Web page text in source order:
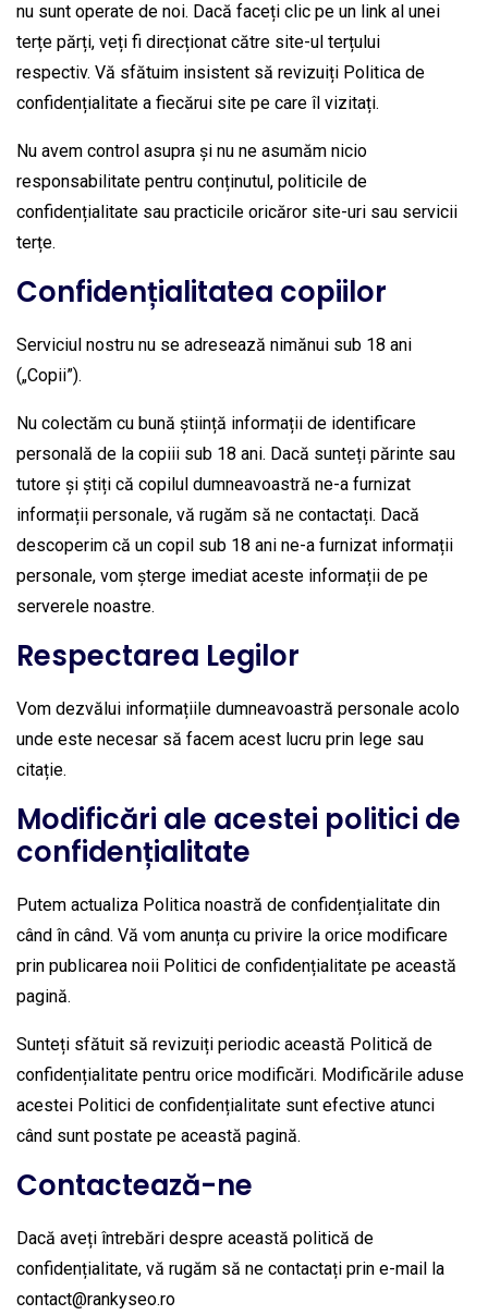
nu sunt operate de noi. Dacă faceți clic pe un link al unei
terțe părți, veți fi direcționat către site-ul terțului
respectiv. Vă sfătuim insistent să revizuiți Politica de
confidențialitate a fiecărui site pe care îl vizitați.
Nu avem control asupra și nu ne asumăm nicio
responsabilitate pentru conținutul, politicile de
confidențialitate sau practicile oricăror site-uri sau servicii
terțe.
Confidențialitatea copiilor
Serviciul nostru nu se adresează nimănui sub 18 ani
(„Copii”).
Nu colectăm cu bună știință informații de identificare
personală de la copiii sub 18 ani. Dacă sunteți părinte sau
tutore și știți că copilul dumneavoastră ne-a furnizat
informații personale, vă rugăm să ne contactați. Dacă
descoperim că un copil sub 18 ani ne-a furnizat informații
personale, vom șterge imediat aceste informații de pe
serverele noastre.
Respectarea Legilor
Vom dezvălui informațiile dumneavoastră personale acolo
unde este necesar să facem acest lucru prin lege sau
citație.
Modificări ale acestei politici de
confidențialitate
Putem actualiza Politica noastră de confidențialitate din
când în când. Vă vom anunța cu privire la orice modificare
prin publicarea noii Politici de confidențialitate pe această
pagină.
Sunteți sfătuit să revizuiți periodic această Politică de
confidențialitate pentru orice modificări. Modificările aduse
acestei Politici de confidențialitate sunt efective atunci
când sunt postate pe această pagină.
Contactează-ne
Dacă aveți întrebări despre această politică de
confidențialitate, vă rugăm să ne contactați prin e-mail la
contact@rankyseo.ro